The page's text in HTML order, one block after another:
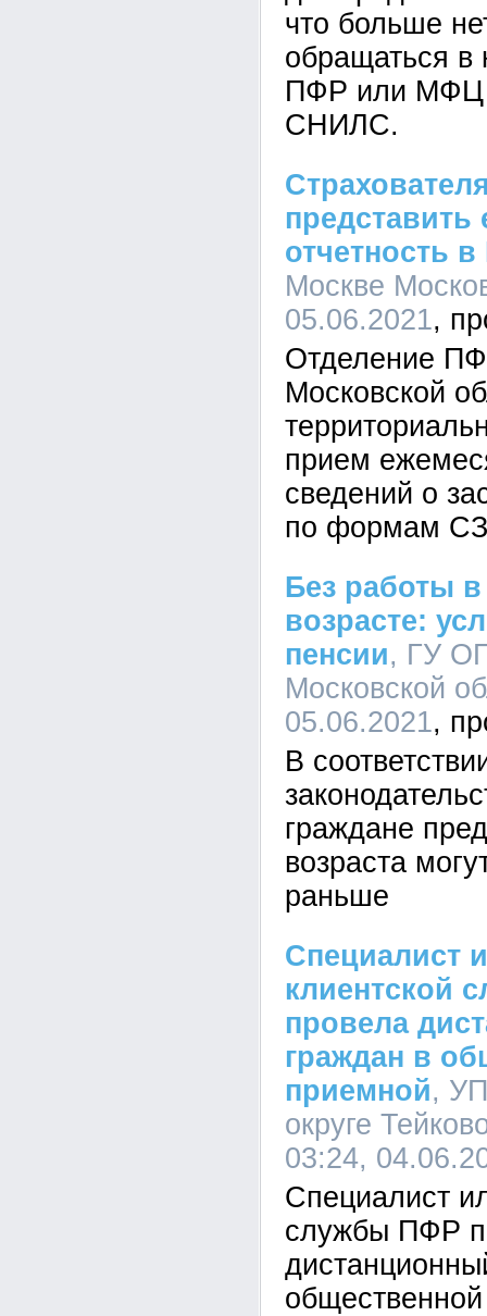
что больше
обращаться в
ПФР или МФЦ
СНИЛС.
отчетность
Москве
05.06.2021
Отделение
Московской
прием
сведений о
по формам
Без работы
возрасте:
пенсии, ГУ
Московской
05.06.2021
В
граждане
возраста
раньше
Специалист
клиентской
провела
граждан в
приемной,
округе
03:24,
Специалист
службы ПФР